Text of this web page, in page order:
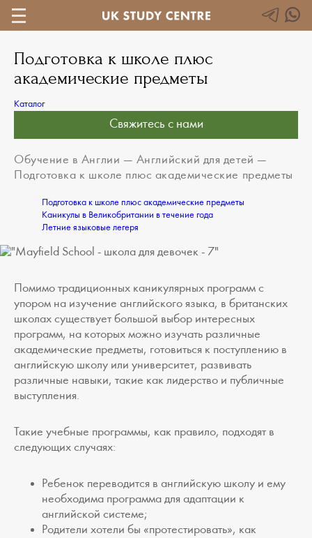
Подготовка к школе плюс
академические предметы
Каталог
Свяжитесь с нами
Обучение в Англии — Английский для детей —
Подготовка к школе плюс академические предметы
Подготовка к школе плюс академические предметы
Каникулы в Великобритании в течение года
Летние языковые легеря
Помимо традиционных каникулярных программ с
упором на изучение английского языка, в британских
школах существует большой выбор интересных
программ, на которых можно изучать различные
академические предметы, готовиться к поступлению в
английскую школу или университет, развивать
различные навыки, такие как лидерство и публичные
выступления.
Такие учебные программы, как правило, подходят в
cледующих случаях:
Ребенок переводится в английскую школу и ему
необходима программа для адаптации к
английской системе;
Родители хотели бы «протестировать», как